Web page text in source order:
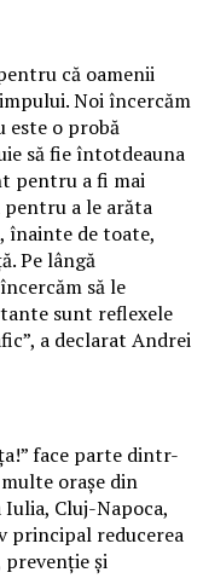
că oamenii
Noi încercăm
este o probă
să fie întotdeauna
pentru a fi mai
pentru a le arăta
înainte de toate,
Pe lângă
să le
sunt reflexele
a declarat Andrei
face parte dintr-
orașe din
Cluj-Napoca,
principal reducerea
și